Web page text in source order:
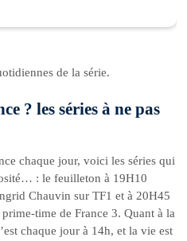
de la série.
? les séries à ne pas
chaque jour, voici les séries qui
: le feuilleton à 19H10
Chauvin sur TF1 et à 20H45
time de France 3. Quant à la
chaque jour à 14h, et la vie est